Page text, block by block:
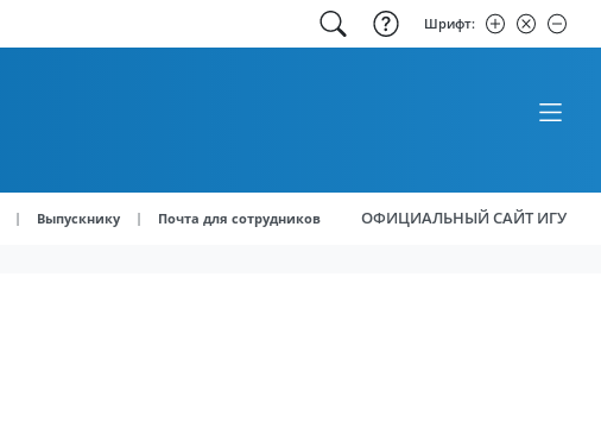
Шрифт:
| Выпускнику | Почта для сотрудников ОФИЦИАЛЬНЫЙ САЙТ ИГУ